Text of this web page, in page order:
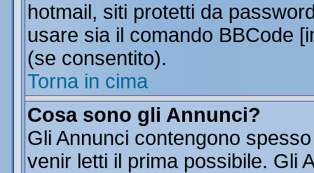
hotmail, siti protetti da
usare sia il comando BBCode
(se consentito).
Torna in cima
Cosa sono gli Annunci?
Gli Annunci contengono
venir letti il prima possibile. Gli